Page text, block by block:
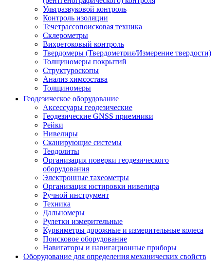
Ультразвуковой контроль
Контроль изоляции
Течетрассопоисковая техника
Склерометры
Вихретоковый контроль
Твердомеры (Твердометрия/Измерение твердости)
Толщиномеры покрытий
Структуроскопы
Анализ химсостава
Толщиномеры
Геодезическое оборудование
Аксессуары геодезические
Геодезические GNSS приемники
Рейки
Нивелиры
Сканирующие системы
Теодолиты
Организация поверки геодезического
оборудования
Электронные тахеометры
Организация юстировки нивелира
Ручной инструмент
Техника
Дальномеры
Рулетки измерительные
Курвиметры дорожные и измерительные колеса
Поисковое оборудование
Навигаторы и навигационные приборы
Оборудование для определения механических свойств